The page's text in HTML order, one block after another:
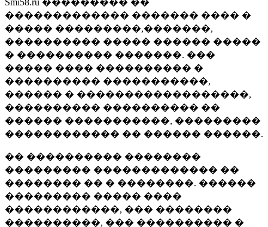
Smi58.ru ��������� ��
������������� ������� ���� �
����� ���������,�������,
���������� ����� ������ �����
� ���������� �������. ���
����� ���� ���������� �
���������� �����������,
������ � ������������������,
���������� ���������� ��
������ �����������, ���������
������������ �� ������ ������.
�� ���������� ��������
��������� ������������� ��
�������� �� � ��������. ������
��������� ����� ����
������������, ��� ��������
����������, ��� ���������� �